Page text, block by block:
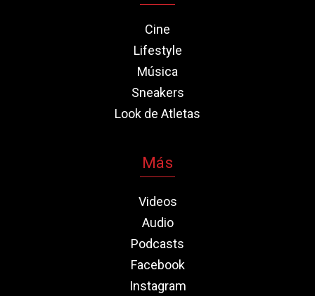
Cine
Lifestyle
Música
Sneakers
Look de Atletas
Más
Videos
Audio
Podcasts
Facebook
Instagram